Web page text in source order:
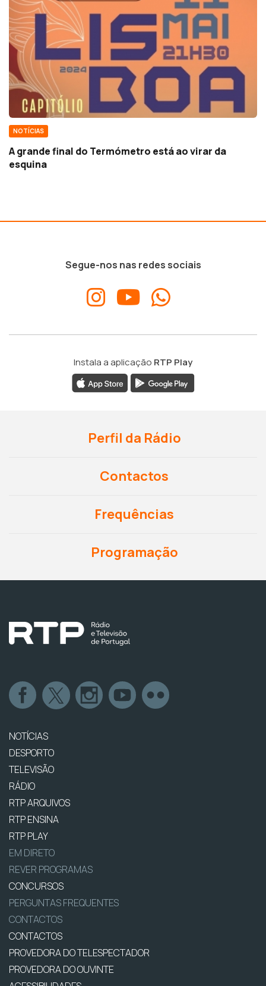
NOTÍCIAS
A grande final do Termómetro está ao virar da
esquina
Segue-nos nas redes sociais
Instala a aplicação RTP Play
Perfil da Rádio
Contactos
Frequências
Programação
NOTÍCIAS
DESPORTO
TELEVISÃO
RÁDIO
RTP ARQUIVOS
RTP ENSINA
RTP PLAY
EM DIRETO
REVER PROGRAMAS
CONCURSOS
PERGUNTAS FREQUENTES
CONTACTOS
CONTACTOS
PROVEDORA DO TELESPECTADOR
PROVEDORA DO OUVINTE